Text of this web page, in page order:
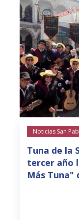
Noticias San
Tuna de la
tercer año
Más Tuna"